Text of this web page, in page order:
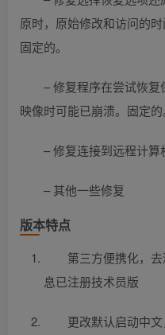
原时，原始修改和访问的
固定的。
– 修复程序在尝试恢
映像时可能已崩溃。固定的
– 修复连接到远程计算
– 其他一些修复
版本特点
第三方便携化，
息已注册技术员版
更改默认启动中